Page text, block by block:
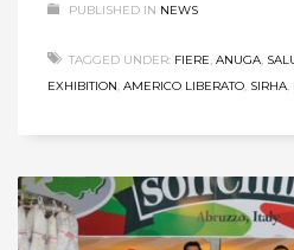
PUBLISHED IN NEWS
TAGGED UNDER: FIERE, ANUGA,
EXHIBITION, AMERICO LIBERATO, SIRHA,